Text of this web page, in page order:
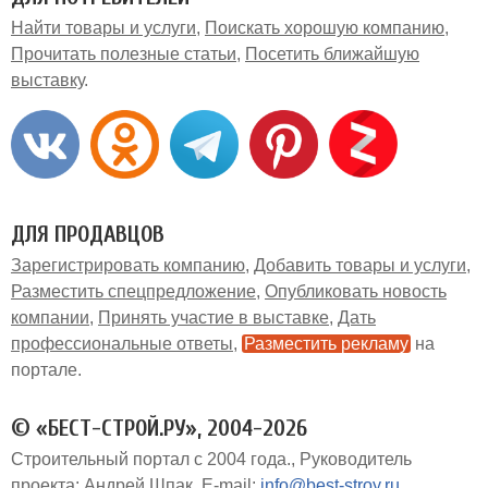
Найти товары и услуги
Поискать хорошую компанию
Прочитать полезные статьи
Посетить ближайшую
выставку
ДЛЯ ПРОДАВЦОВ
Зарегистрировать компанию Добавить товары и услуги
Разместить спецпредложение Опубликовать новость
компании
Принять участие в выставке Дать
профессиональные ответы
Разместить рекламу на
портале
© «БЕСТ-СТРОЙ.РУ», 2004-2026
Строительный портал с 2004 года.
Руководитель